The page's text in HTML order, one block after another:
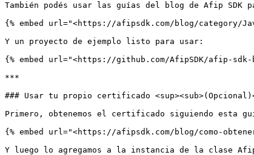
También podés usar las guías del blog de Afip SDK
{% embed url="<https://afipsdk.com/blog/category/
Y un proyecto de ejemplo listo para usar:
{% embed url="<https://github.com/AfipSDK/afip-
***
### Usar tu propio certificado
Primero, obtenemos el certificado siguiendo esta
{% embed url="<https://afipsdk.com/blog/como-
Y luego lo agregamos a la instancia de la clase